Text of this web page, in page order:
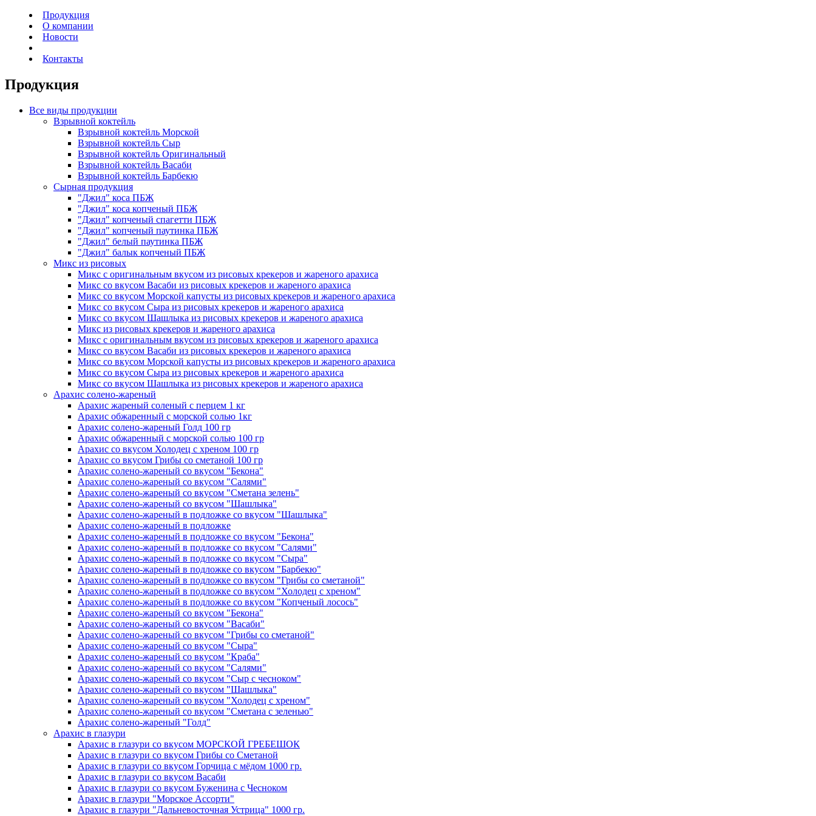
Продукция
О компании
Новости
Контакты
Продукция
Все виды продукции
Взрывной коктейль
Взрывной коктейль Морской
Взрывной коктейль Сыр
Взрывной коктейль Оригинальный
Взрывной коктейль Васаби
Взрывной коктейль Барбекю
Сырная продукция
"Джил" коса ПБЖ
"Джил" коса копченый ПБЖ
"Джил" копченый спагетти ПБЖ
"Джил" копченый паутинка ПБЖ
"Джил" белый паутинка ПБЖ
"Джил" балык копченый ПБЖ
Микс из рисовых
Микс с оригинальным вкусом из рисовых крекеров и жареного арахиса
Микс со вкусом Васаби из рисовых крекеров и жареного арахиса
Микс со вкусом Морской капусты из рисовых крекеров и жареного арахиса
Микс со вкусом Сыра из рисовых крекеров и жареного арахиса
Микс со вкусом Шашлыка из рисовых крекеров и жареного арахиса
Микс из рисовых крекеров и жареного арахиса
Микс с оригинальным вкусом из рисовых крекеров и жареного арахиса
Микс со вкусом Васаби из рисовых крекеров и жареного арахиса
Микс со вкусом Морской капусты из рисовых крекеров и жареного арахиса
Микс со вкусом Сыра из рисовых крекеров и жареного арахиса
Микс со вкусом Шашлыка из рисовых крекеров и жареного арахиса
Арахис солено-жареный
Арахис жареный соленый с перцем 1 кг
Арахис обжаренный с морской солью 1кг
Арахис солено-жареный Голд 100 гр
Арахис обжаренный с морской солью 100 гр
Арахис со вкусом Холодец с хреном 100 гр
Арахис со вкусом Грибы со сметаной 100 гр
Арахис солено-жареный со вкусом "Бекона"
Арахис солено-жареный со вкусом "Салями"
Арахис солено-жареный со вкусом "Сметана зелень"
Арахис солено-жареный со вкусом "Шашлыка"
Арахис солено-жареный в подложке со вкусом "Шашлыка"
Арахис солено-жареный в подложке
Арахис солено-жареный в подложке со вкусом "Бекона"
Арахис солено-жареный в подложке со вкусом "Салями"
Арахис солено-жареный в подложке со вкусом "Сыра"
Арахис солено-жареный в подложке со вкусом "Барбекю"
Арахис солено-жареный в подложке со вкусом "Грибы со сметаной"
Арахис солено-жареный в подложке со вкусом "Холодец с хреном"
Арахис солено-жареный в подложке со вкусом "Копченый лосось"
Арахис солено-жареный со вкусом "Бекона"
Арахис солено-жареный со вкусом "Васаби"
Арахис солено-жареный со вкусом "Грибы со сметаной"
Арахис солено-жареный со вкусом "Сыра"
Арахис солено-жареный со вкусом "Краба"
Арахис солено-жареный со вкусом "Салями"
Арахис солено-жареный со вкусом "Сыр с чесноком"
Арахис солено-жареный со вкусом "Шашлыка"
Арахис солено-жареный со вкусом "Холодец с хреном"
Арахис солено-жареный со вкусом "Сметана с зеленью"
Арахис солено-жареный "Голд"
Арахис в глазури
Арахис в глазури со вкусом МОРСКОЙ ГРЕБЕШОК
Арахис в глазури со вкусом Грибы со Сметаной
Арахис в глазури со вкусом Горчица с мёдом 1000 гр.
Арахис в глазури со вкусом Васаби
Арахис в глазури со вкусом Буженина с Чесноком
Арахис в глазури "Морское Ассорти"
Арахис в глазури "Дальневосточная Устрица" 1000 гр.